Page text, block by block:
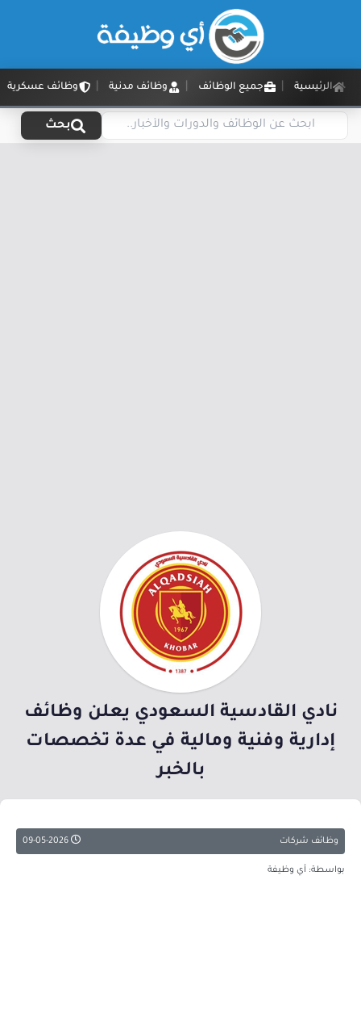
الرئيسية جميع الوظائف وظائف مدنية وظائف عسكرية
بحث
نادي القادسية السعودي يعلن وظائف
إدارية وفنية ومالية في عدة تخصصات
بالخبر
وظائف شركات
بواسطة: أي وظيفة